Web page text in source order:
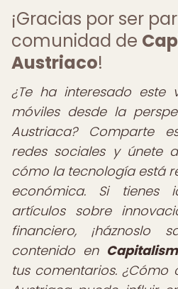
¡Gracias por ser
comunidad de
Austriaco!
¿Te ha interesado este
móviles desde la
Austriaca? Comparte
redes sociales y únete
cómo la tecnología está
económica. Si tienes
artículos sobre
financiero, ¡háznoslo
contenido en
tus comentarios. ¿Cómo